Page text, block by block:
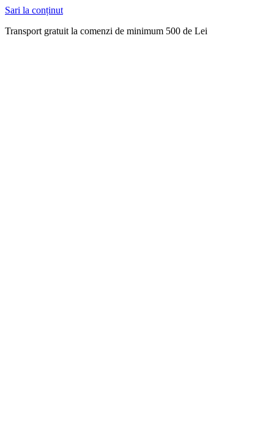
Sari la conținut
Transport gratuit la comenzi de minimum 500 de Lei